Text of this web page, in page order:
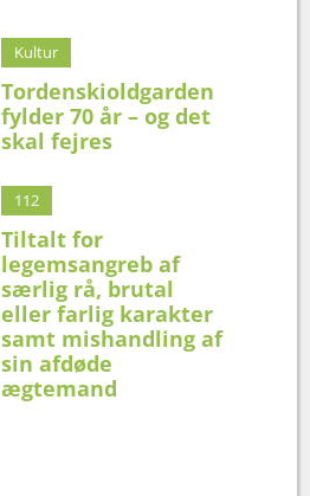
Kultur
Tordenskioldgarden
fylder 70 år – og det
skal fejres
112
Tiltalt for
legemsangreb af
særlig rå, brutal
eller farlig karakter
samt mishandling af
sin afdøde
ægtemand